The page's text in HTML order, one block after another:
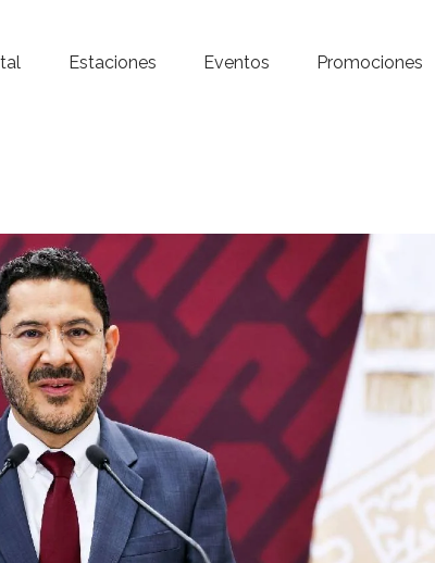
Estaciones Eventos Promociones
Noticias
Para ti
Contacto